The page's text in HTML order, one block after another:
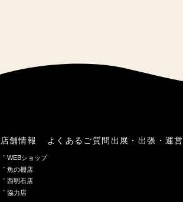
店舗情報
WEBショップ
魚の棚店
西明石店
協力店
よくあるご質問 出展・出張・運営